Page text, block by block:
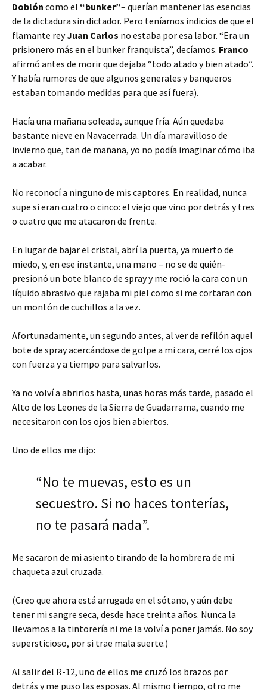
Doblón como el “bunker”– querían mantener las esencias
de la dictadura sin dictador. Pero teníamos indicios de que el
flamante reyJuan Carlos no estaba por esa labor. “Era un
prisionero más en el bunker franquista”, decíamos. Franco
afirmó antes de morir que dejaba “todo atado y bien atado”.
Y había rumores de que algunos generales y banqueros
estaban tomando medidas para que así fuera).
Hacía una mañana soleada, aunque fría. Aún quedaba
bastante nieve en Navacerrada. Un día maravilloso de
invierno que, tan de mañana, yo no podía imaginar cómo iba
a acabar.
No reconocí a ninguno de mis captores. En realidad, nunca
supe si eran cuatro o cinco: el viejo que vino por detrás y tres
o cuatro que me atacaron de frente.
En lugar de bajar el cristal, abrí la puerta, ya muerto de
miedo, y, en ese instante, una mano – no se de quién-
presionó un bote blanco de spray y me roció la cara con un
líquido abrasivo que rajaba mi piel como si me cortaran con
un montón de cuchillos a la vez.
Afortunadamente, un segundo antes, al ver de refilón aquel
bote de spray acercándose de golpe a mi cara, cerré los ojos
con fuerza y a tiempo para salvarlos.
Ya no volví a abrirlos hasta, unas horas más tarde, pasado el
Alto de los Leones de la Sierra de Guadarrama, cuando me
necesitaron con los ojos bien abiertos.
Uno de ellos me dijo:
“No te muevas, esto es un
secuestro. Si no haces tonterías,
no te pasará nada”.
Me sacaron de mi asiento tirando de la hombrera de mi
chaqueta azul cruzada.
(Creo que ahora está arrugada en el sótano, y aún debe
tener mi sangre seca, desde hace treinta años. Nunca la
llevamos a la tintorería ni me la volví a poner jamás. No soy
supersticioso, por si trae mala suerte.)
Al salir del R-12, uno de ellos me cruzó los brazos por
detrás y me puso las esposas. Al mismo tiempo, otro me